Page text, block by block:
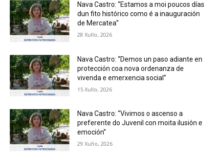
Nava Castro: “Estamos a moi poucos días
dun fito histórico como é a inauguración
de Mercatea”
28 Xullo, 2026
Nava Castro: “Demos un paso adiante en
protección coa nova ordenanza de
vivenda e emerxencia social”
15 Xullo, 2026
Nava Castro: “Vivimos o ascenso a
preferente do Juvenil con moita ilusión e
emoción”
29 Xuño, 2026